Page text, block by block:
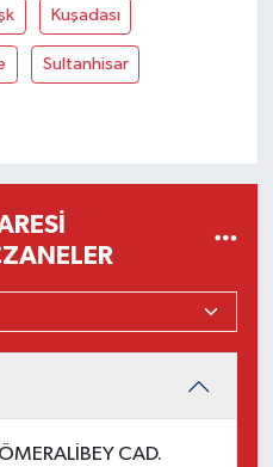
Kuşadası
Sultanhisar
CAD.